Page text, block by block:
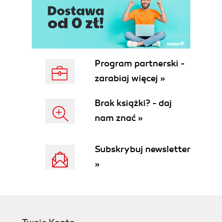
Kompozyty z cyklami (64)
Konsekwencje cykli (67)
Podsumowanie (67)
Zwykła abstrakcja (69)
Od abstrakcji do pomostu (71)
Sterowniki jako pomosty (73)
Podsumowanie (74)
Część II Wzorce odpowiedzialności (75)
Zwykła odpowiedzialność (77)
Kontrola odpowiedzialności poprzez kontrolę
Program partnerski -
zarabiaj więcej »
Brak książki? - daj
nam znać »
Subskrybuj newsletter
»